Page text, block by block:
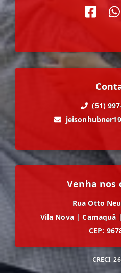
(51)
Venha nos
Rua Otto
Vila Nova | Camaquã |
CEP:
CRECI